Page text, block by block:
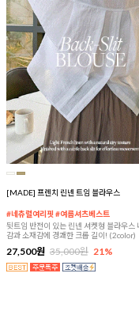
[MADE] 프렌치 린넨 트임 블라우스
#네츄럴여리핏 #여름셔츠베스트
뒷트임 반전이 있는 린넨 셔켓형 블라우스
감과 소재감에 경쾌한 크롭 길이! (2color)
27,500원 35,000원 21%